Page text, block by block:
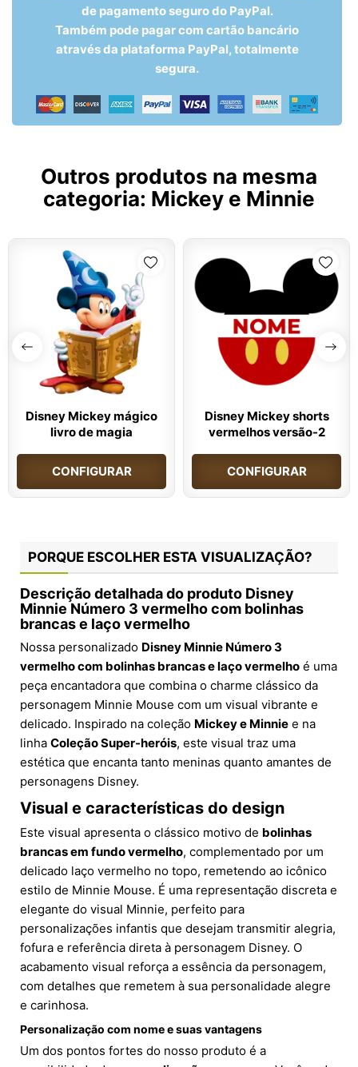
de pagamento seguro do PayPal.
Também pode pagar com cartão bancário
através da plataforma PayPal, totalmente
segura.
Outros produtos na mesma
categoria: Mickey e Minnie
Disney Mickey mágico
livro de magia
CONFIGURAR
Disney Mickey shorts
vermelhos versão-2
CONFIGURAR
PORQUE ESCOLHER ESTA VISUALIZAÇÃO?
Descrição detalhada do produto Disney
Minnie Número 3 vermelho com bolinhas
brancas e laço vermelho
Nossa personalizado Disney Minnie Número 3
vermelho com bolinhas brancas e laço vermelho é uma
peça encantadora que combina o charme clássico da
personagem Minnie Mouse com um visual vibrante e
delicado. Inspirado na coleção Mickey e Minnie e na
linha Coleção Super-heróis, este visual traz uma
estética que encanta tanto meninas quanto amantes de
personagens Disney.
Visual e características do design
Este visual apresenta o clássico motivo de bolinhas
brancas em fundo vermelho, complementado por um
delicado laço vermelho no topo, remetendo ao icônico
estilo de Minnie Mouse. É uma representação discreta e
elegante do visual Minnie, perfeito para
personalizações infantis que desejam transmitir alegria,
fofura e referência direta à personagem Disney. O
acabamento visual reforça a essência da personagem,
com detalhes que remetem à sua personalidade alegre
e carinhosa.
Personalização com nome e suas vantagens
Um dos pontos fortes do nosso produto é a